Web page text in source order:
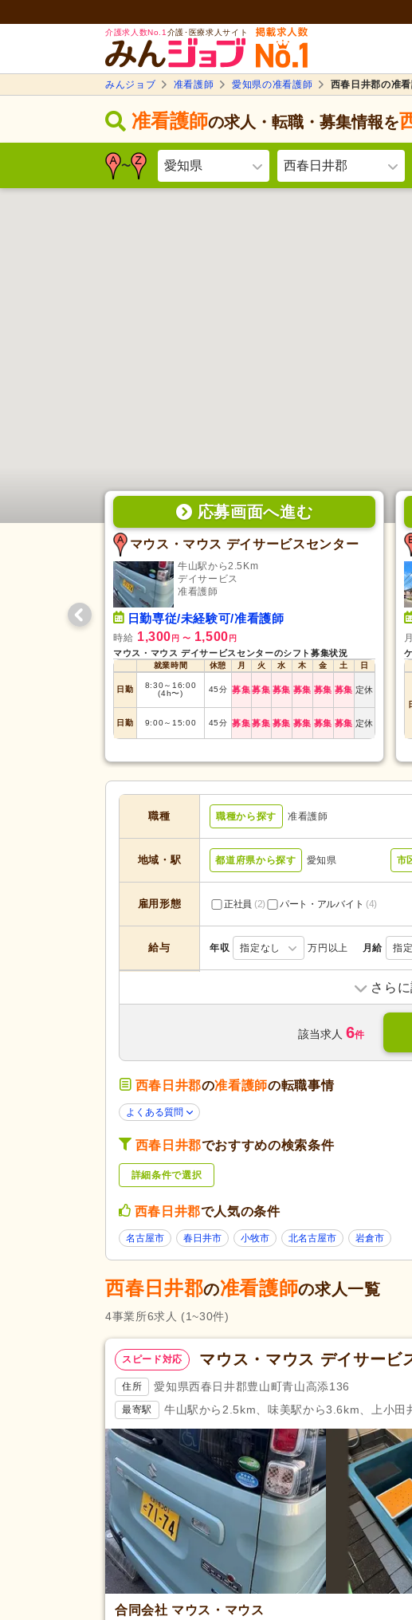
介護求人数No.1 介護･医療求人サイト
みんジョブ 准看護師 愛知県の准看護師 西春日井郡の准
准看護師の求人・転職・募集情報を
〜 愛知県 西春日井郡
応募画面へ進む
マウス・マウス デイサービスセンター
牛山駅から2.5Km
デイサービス
准看護師
日勤専従/未経験可/准看護師
時給 1,300 円 〜 1,500 円
マウス・マウス デイサービスセンターのシフト募集状況
就業時間 休憩 月 火 水 木 金 土 日
日勤 8:30～ 16:00
(4h〜)
45分 募集募集 募集 募集 募集 募集 定休
日勤 9:00～ 15:00 45分 募集募集 募集 募集 募集 募集 定休
職種 職種から探す 准看護師
地域・駅 都道府県から探す 愛知県 市
雇用形態 正社員 (2) パート・アルバイト (4)
給与 年収 指定なし 万円以上 月給 指
類
応募条件・こ
だわり
年齢不問(5)
40代活躍(6)
スピード対応
勤務形態 夜勤のみ可(1)
シフト相談可 (6)
休日・休暇
給与・手当
福利厚生
昇給あり (6)
人事評価制度あり(6)
さら
該当求人 6件
西春日井郡の准看護師の転職事情
よくある質問
西春日井郡でおすすめの検索条件
詳細条件で選択
西春日井郡で人気の条件
名古屋市 春日井市 小牧市 北名古屋市 岩倉市
西春日井郡の准看護師の求人一覧
4事業所6求人 (1~30件)
スピード対応 マウス・マウス デイサービ
住所 愛知県西春日井郡豊山町青山高添136
最寄駅 牛山駅から2.5km、味美駅から3.6km、上小田
合同会社 マウス・マウス